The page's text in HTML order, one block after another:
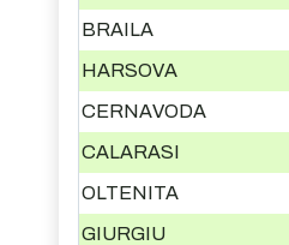
BRAILA
HARSOVA
CERNAVODA
CALARASI
OLTENITA
GIURGIU